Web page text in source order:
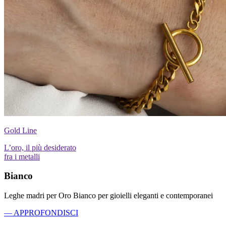
Gold Line
L’oro, il più desiderato
fra i metalli
Bianco
Leghe madri per Oro Bianco per gioielli eleganti e contemporanei
— APPROFONDISCI